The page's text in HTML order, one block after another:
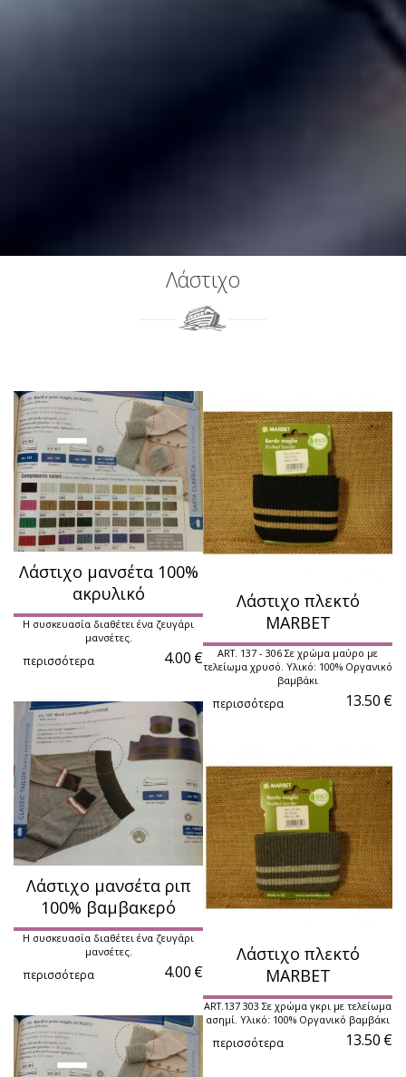
Λάστιχο
Λάστιχο μανσέτα 100%
ακρυλικό
Η συσκευασία διαθέτει ένα ζευγάρι
μανσέτες.
4.00 €
περισσότερα
Λάστιχο μανσέτα ριπ
100% βαμβακερό
Η συσκευασία διαθέτει ένα ζευγάρι
μανσέτες.
4.00 €
περισσότερα
Λάστιχο πλεκτό
MARBET
ART. 137 - 306 Σε χρώμα μαύρο με
τελείωμα χρυσό. Υλικό: 100% Οργανικό
βαμβάκι
13.50 €
περισσότερα
Λάστιχο πλεκτό
MARBET
ART.137 303 Σε χρώμα γκρι με τελείωμα
ασημί. Υλικό: 100% Οργανικό βαμβάκι
13.50 €
περισσότερα